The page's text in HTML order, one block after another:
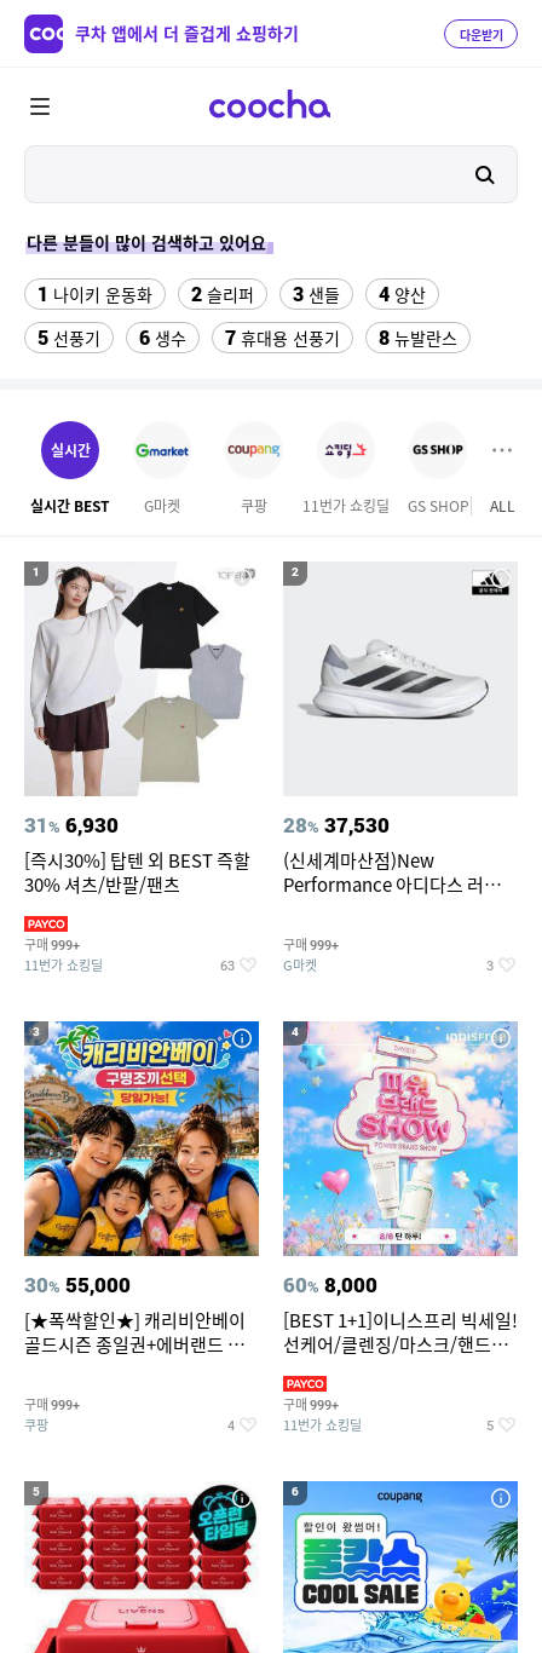
쿠차 앱에서 더 즐겁게 쇼핑하기 다운받기
다른 분들이 많이 검색하고 있어요
1 나이키 운동화 2 슬리퍼 3 샌들 4 양산
5 선풍기 6 생수 7 휴대용 선풍기 8 뉴발란스
11 가정용고추건조기
13 여자라인 댄스복
16 수향미쌀10kg 발바닥저주파 마사지기
미니인형뽑기기계
20 뷔페용기
ALL
실시간
실시간 BEST G마켓 쿠팡 11번가 쇼킹딜 GS SHOP 롯데
1
31% 6,930
[즉시30%] 탑텐 외 BEST 즉할
30% 셔츠/반팔/팬츠
구매 999+
11번가 쇼킹딜 63
2
28% 37,530
(신세계마산점)New
Performance 아디다스 러닝화
구매 999+
G마켓 3
3
30% 55,000
[★폭싹할인★] 캐리비안베이
골드시즌 종일권+에버랜드 오
구매 999+
쿠팡 4
4
60% 8,000
[BEST 1+1]이니스프리 빅세일!
선케어/클렌징/마스크/핸드크
구매 999+
11번가 쇼킹딜 5
5 6